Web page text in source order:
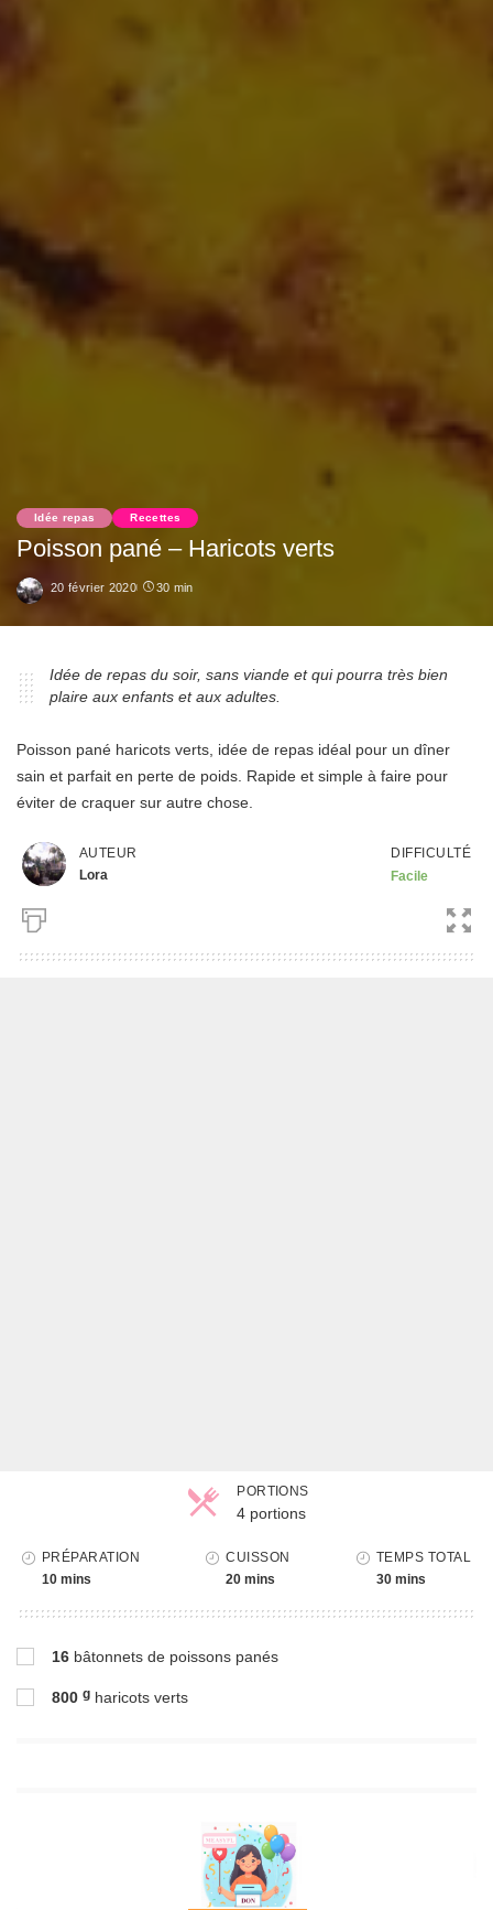
Idée repas Recettes
Poisson pané – Haricots verts
20 février 2020 30 min
Idée de repas du soir, sans viande et qui pourra très bien
plaire aux enfants et aux adultes.
Poisson pané haricots verts, idée de repas idéal pour un dîner
sain et parfait en perte de poids. Rapide et simple à faire pour
éviter de craquer sur autre chose.
AUTEUR
Lora
DIFFICULTÉ
Facile
PORTIONS
4 portionsParts
PRÉPARATION
10 mins
CUISSON
20 mins
TEMPS TOTAL
30 mins
16 bâtonnets de poissons panés
800 g haricots verts